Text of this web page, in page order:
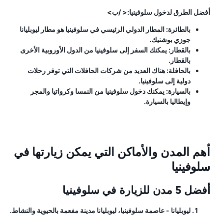
أفضل الطرق لدخول سلوفينيا:< /ب>
بالطائرة: المطار الدولي الرئيسي في سلوفينيا هو مطار ليوبليانا
جوزي بوشنيك.
بالقطار: يمكنك السفر إلى سلوفينيا من الدول الأوروبية الأخرى
بالقطار.
بالحافلة: هناك العديد من شركات الحافلات التي توفر رحلات
دولية إلى سلوفينيا.
بالسيارة: يمكنك دخول سلوفينيا من النمسا وكرواتيا والمجر
وإيطاليا بالسيارة.
أهم المدن والأماكن التي يمكن زيارتها في
سلوفينيا
أفضل 5 مدن للزيارة في سلوفينيا
ليوبليانا - عاصمة سلوفينيا، ليوبليانا مدينة مفعمة بالحيوية والنشاط.